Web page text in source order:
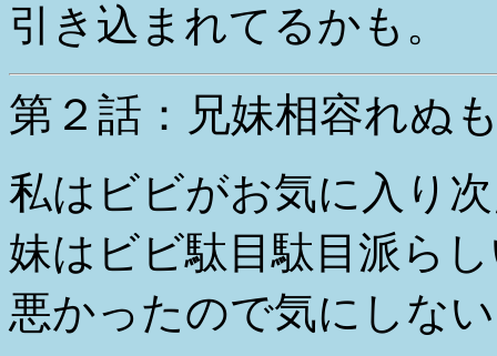
引き込まれてるかも。
第２話：兄妹相容れぬ
私はビビがお気に入り
妹はビビ駄目駄目派ら
悪かったので気にしな